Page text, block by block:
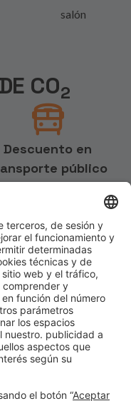
salón
CO2
Descuento en
público
reducir la emisión de
de efecto invernadero e
el uso del transporte
en los desplazamientos
se ofrece un 10 %
en la compra de
Barcelona Travel Card.
DESCUENTO TMB